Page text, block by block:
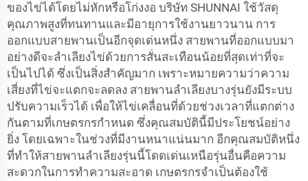
ของไข่ได้โดยไม่หักหรือโก่งงอ บริษัท SHUNNAI ใช้วัสดุ
คุณภาพสูงที่ทนทานและมีอายุการใช้งานยาวนาน การ
ออกแบบสายพานเป็นอีกจุดเด่นหนึ่ง สายพานที่ออกแบบมา
อย่างดีจะลำเลียงไข่ด้วยการสั่นสะเทือนน้อยที่สุดเท่าที่จะ
เป็นไปได้ ซึ่งเป็นสิ่งสำคัญมาก เพราะหมายความว่าความ
เสี่ยงที่ไข่จะแตกจะลดลง สายพานลำเลียงบางรุ่นยังมีระบบ
ปรับความเร็วได้ เพื่อให้ไข่เคลื่อนที่ด้วยช่วงเวลาที่แตกต่าง
กันตามที่เกษตรกรกำหนด ซึ่งคุณสมบัตินี้มีประโยชน์อย่าง
ยิ่ง โดยเฉพาะในช่วงที่มีงานหนาแน่นมาก อีกคุณสมบัติหนึ่ง
ที่ทำให้สายพานลำเลียงรุ่นนี้โดดเด่นเหนือรุ่นอื่นคือความ
สะดวกในการทำความสะอาด เกษตรกรจำเป็นต้องใช้